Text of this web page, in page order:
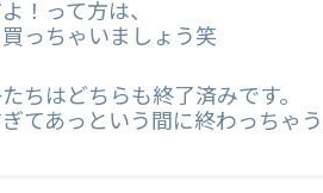
！って方は、
っちゃいましょう笑
ちはどちらも終了済みです。
ぎてあっという間に終わっちゃ